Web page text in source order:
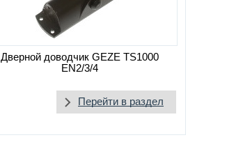
Дверной доводчик GEZE TS1000
EN2/3/4
Перейти в раздел